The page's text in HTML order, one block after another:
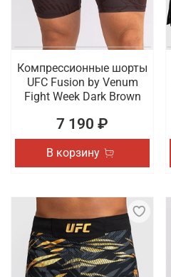
Компрессионные шорты
UFC Fusion by Venum
Fight Week Dark Brown
7 190 ₽
В корзину